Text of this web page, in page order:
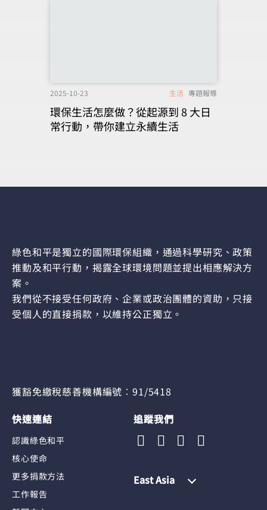
2025-10-23 生活 專題報導
環保生活怎麼做？從起源到 8 大日
常行動，帶你建立永續生活
綠色和平是獨立的國際環保組織，通過科學研究、政策
推動及和平行動，揭露全球環境問題並提出相應解決方
案。
我們從不接受任何政府、企業或政治團體的資助，只接
受個人的直接捐款，以維持公正獨立。
獲豁免繳稅慈善機構編號︰91/5418
快速連結
認識綠色和平
核心使命
更多捐款方法
工作報告
追蹤我們
East Asia